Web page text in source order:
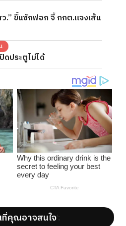
.” ขึ้นซักฟอก จี้ กกต.แจงเส้น
ดประตูไม่ได้
ที่คุณอาจสนใจ';